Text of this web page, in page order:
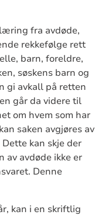
fra avdøde,
rekkefølge rett
barn, foreldre,
søskens barn og
gi avkall på retten
går da videre til
om hvem som har
saken avgjøres av
kan skje der
av avdøde ikke er
Denne
kan i en skriftlig